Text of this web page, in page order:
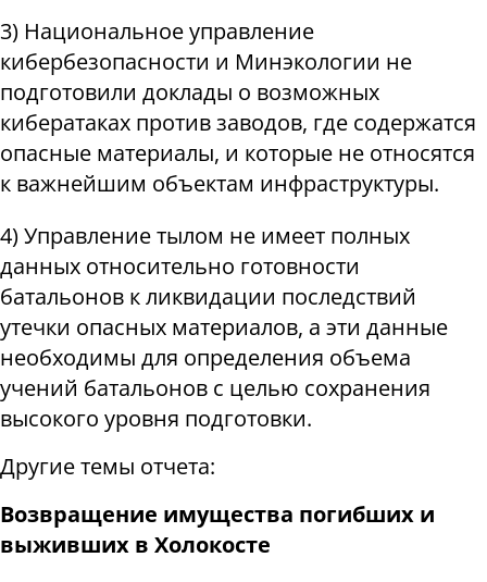
3) Национальное управление
кибербезопасности и Минэкологии не
подготовили доклады о возможных
кибератаках против заводов, где содержатся
опасные материалы, и которые не относятся
к важнейшим объектам инфраструктуры.
4) Управление тылом не имеет полных
данных относительно готовности
батальонов к ликвидации последствий
утечки опасных материалов, а эти данные
необходимы для определения объема
учений батальонов с целью сохранения
высокого уровня подготовки.
Другие темы отчета:
Возвращение имущества погибших и
выживших в Холокосте